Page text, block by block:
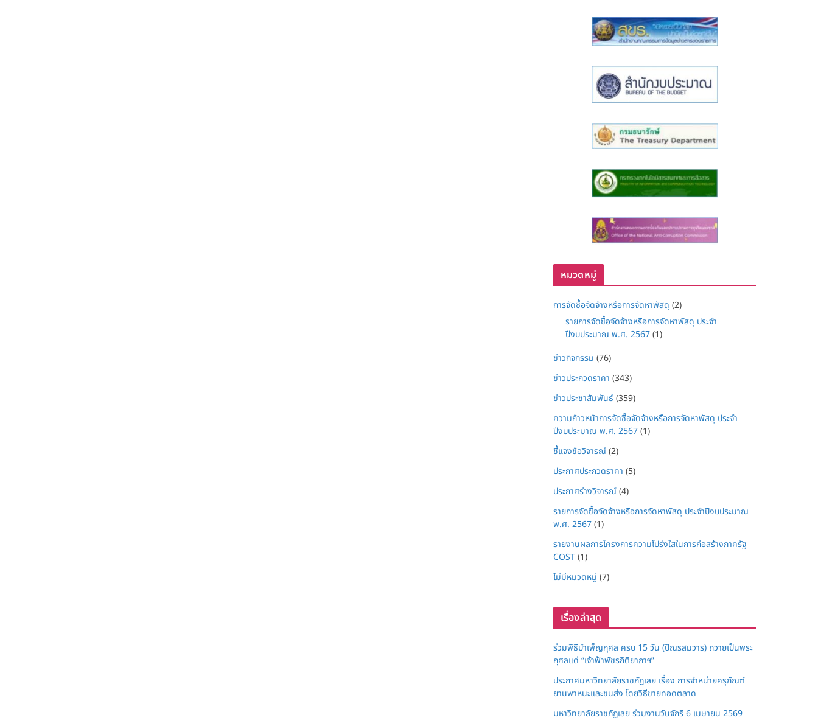
หมวดหมู่
การจัดซื้อจัดจ้างหรือการจัดหาพัสดุ (2)
รายการจัดซื้อจัดจ้างหรือการจัดหาพัสดุ ประจำ
ปีงบประมาณ พ.ศ. 2567(1)
ข่าวกิจกรรม (76)
ข่าวประกวดราคา (343)
ข่าวประชาสัมพันธ์(359)
ความก้าวหน้าการจัดซื้อจัดจ้างหรือการจัดหาพัสดุ ประจำ
ปีงบประมาณ พ.ศ. 2567(1)
ชี้แจงข้อวิจารณ์(2)
ประกาศประกวดราคา (5)
ประกาศร่างวิจารณ์(4)
รายการจัดซื้อจัดจ้างหรือการจัดหาพัสดุ ประจำปีงบประมาณ
พ.ศ. 2567(1)
รายงานผลการโครงการความโปร่งใสในการก่อสร้างภาครัฐ
COST(1)
ไม่มีหมวดหมู่ (7)
เรื่องล่าสุด
ร่วมพิธีบำเพ็ญกุศล ครบ 15 วัน (ปัณรสมวาร) ถวายเป็นพระ
กุศลแด่ “เจ้าฟ้าพัชรกิติยาภาฯ”
ประกาศมหาวิทยาลัยราชภัฏเลย เรื่อง การจำหน่ายครุภัณฑ์
ยานพาหนะและขนส่ง โดยวิธีขายทอดตลาด
มหาวิทยาลัยราชภัฏเลย ร่วมงานวันจักรี 6 เมษายน 2569